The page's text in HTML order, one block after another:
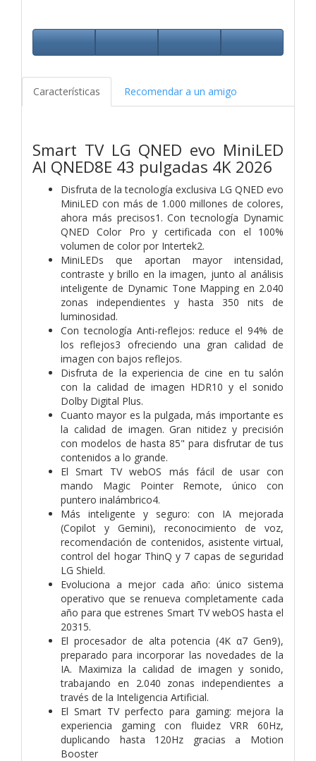
Características Recomendar a un amigo
Smart TV LG QNED evo MiniLED
AI QNED8E 43 pulgadas 4K 2026
Disfruta de la tecnología exclusiva LG QNED evo
MiniLED con más de 1.000 millones de colores,
ahora más precisos1. Con tecnología Dynamic
QNED Color Pro y certificada con el 100%
volumen de color por Intertek2.
MiniLEDs que aportan mayor intensidad,
contraste y brillo en la imagen, junto al análisis
inteligente de Dynamic Tone Mapping en 2.040
zonas independientes y hasta 350 nits de
luminosidad.
Con tecnología Anti-reflejos: reduce el 94% de
los reflejos3 ofreciendo una gran calidad de
imagen con bajos reflejos.
Disfruta de la experiencia de cine en tu salón
con la calidad de imagen HDR10 y el sonido
Dolby Digital Plus.
Cuanto mayor es la pulgada, más importante es
la calidad de imagen. Gran nitidez y precisión
con modelos de hasta 85" para disfrutar de tus
contenidos a lo grande.
El Smart TV webOS más fácil de usar con
mando Magic Pointer Remote, único con
puntero inalámbrico4.
Más inteligente y seguro: con IA mejorada
(Copilot y Gemini), reconocimiento de voz,
recomendación de contenidos, asistente virtual,
control del hogar ThinQ y 7 capas de seguridad
LG Shield.
Evoluciona a mejor cada año: único sistema
operativo que se renueva completamente cada
año para que estrenes Smart TV webOS hasta el
20315.
El procesador de alta potencia (4K α7 Gen9),
preparado para incorporar las novedades de la
IA. Maximiza la calidad de imagen y sonido,
trabajando en 2.040 zonas independientes a
través de la Inteligencia Artificial.
El Smart TV perfecto para gaming: mejora la
experiencia gaming con fluidez VRR 60Hz,
duplicando hasta 120Hz gracias a Motion
Booster